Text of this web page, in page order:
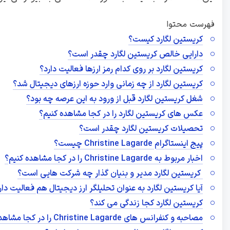
فهرست محتوا
کریستین لگارد کیست؟
دارایی خالص کریستین لگارد چقدر است؟
کریستین لگارد بر روی کدام رمز ارزها فعالیت دارد؟
کریستین لگارد از چه زمانی وارد حوزه ارزهای دیجیتال شد؟
شغل کریستین لگارد قبل از ورود به این عرصه چه بود؟
عکس های کریستین لگارد را در کجا مشاهده کنیم؟
تحصیلات کریستین لگارد چقدر است؟
پیج اینستاگرام Christine Lagarde چیست؟
اخبار مربوط به Christine Lagarde را در کجا مشاهده کنیم؟
کریستین لگارد مدیر و بنیان گذار چه شرکت هایی است؟
آیا کریستین لگارد به عنوان تحلیلگر ارز دیجیتال هم فعالیت
کریستین لگارد کجا زندگی می کند؟
مصاحبه و کنفرانس های Christine Lagarde را در کجا مشاهده کنیم؟